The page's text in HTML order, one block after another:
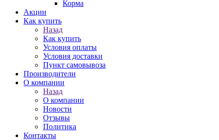
Корма
Акции
Как купить
Назад
Как купить
Условия оплаты
Условия доставки
Пункт самовывоза
Производители
О компании
Назад
О компании
Новости
Отзывы
Политика
Контакты